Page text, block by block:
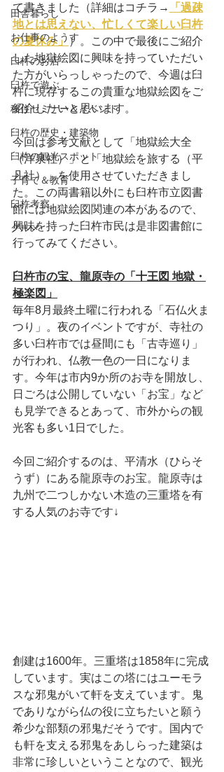
田舎暮らし
お仕事のようす
臼杵のお店
臼杵で遊ぶ
移住セミナー＆イベント
臼杵の歴史・建築物
臼杵の観光スポット
子育て＆教育
臼杵考察
グルメ
て書きました（詳細はコチラ→
「過疎
地とは思えない、忙しくて楽しい臼杵
の夏休み」 ）。この中で最後にご紹介
した地獄絵図に興味を持っていただい
た方がいらっしゃったので、今週は臼
杵に現存するこの貴重な地獄絵図をご
紹介したいと思います。
今回は参考文献として「地獄絵大全
（洋泉社）」と「地獄絵を旅する（平
凡社）」を使用させていただきまし
た。この両書籍以外にも臼杵市立図書
館には地獄絵図関連の本があるので、
興味を持った臼杵市民は是非図書館に
行ってみてください。
臼杵市の宝、龍原寺の「十王図 地獄・
極楽図」
毎年8月最終土曜に行われる「石仏火ま
つり」。夜のイベントですが、寺社の
多い臼杵市では昼間にも「古寺巡り」
が行われ、仏教一色の一日になりま
す。今年は市内9か所のお寺を開放し、
日ごろは公開していない「お宝」など
も見学できるとあって、市外からの観
光客も多い1日でした。
今回ご紹介するのは、平清水（ひらそ
うず）にある龍原寺のお宝。龍原寺は
九州で二つしかない木造の三重塔を有
する人気のお寺です↓
創建は1600年。三重塔は1858年に完成
しています。実はこの塔にはユーモラ
スな邪鬼がいて軒を支えています。鬼
でありながら仏の役に立ちたいと願う
希少な部類の邪鬼だそうです。国内で
も軒を支える邪鬼をあしらった建築は
非常に珍しいということなので、観光